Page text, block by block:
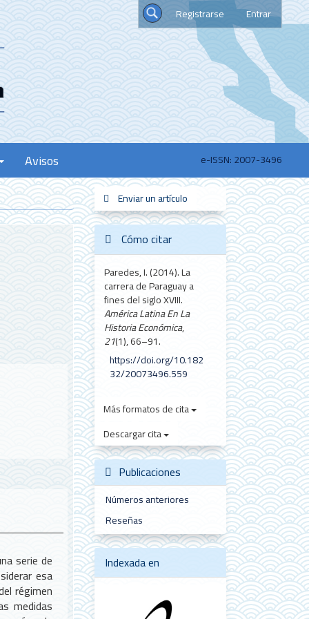
Registrarse Entrar
Avisos e-ISSN: 2007-3496
serie de
esa
régimen
medidas
un
artículo
Enviar un artículo
Cómo citar
Paredes, I. (2014). La
carrera de Paraguay a
fines del siglo XVIII.
América Latina En La
Historia Económica,
21(1), 66–91.
https://doi.org/10.182
32/20073496.559
Más formatos de cita
Descargar cita
Publicaciones
Números anteriores
Reseñas
sistemas_informacion
Indexada en
new_scimago
redes